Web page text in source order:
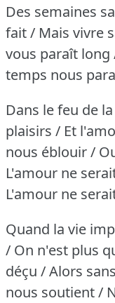
Des semaines
fait / Mais vivre
vous paraît long
temps nous
Dans le feu de
plaisirs / Et
nous éblouir /
L'amour ne
L'amour ne
Quand la vie
/ On n'est plus
déçu / Alors
nous soutient /